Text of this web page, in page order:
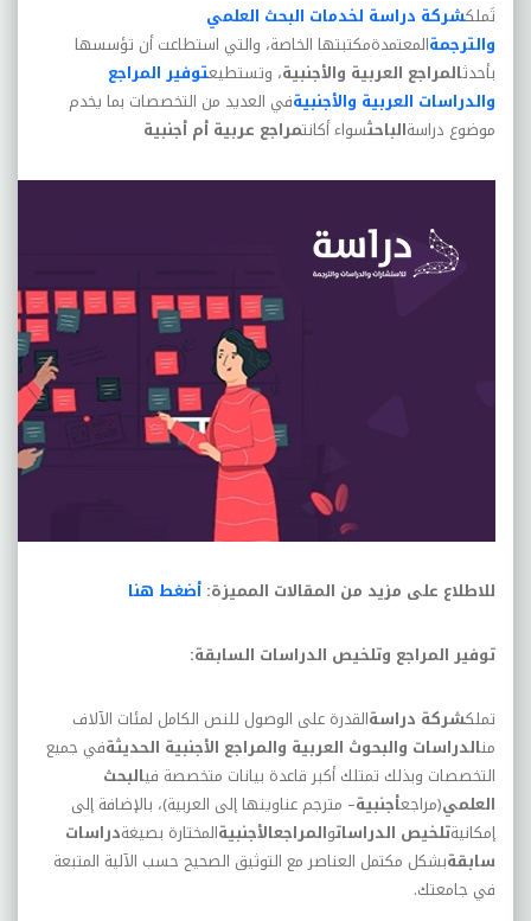
تَملكشركة دراسة لخدمات البحث العلمي
والترجمةالمعتمدةمكتبتها الخاصة، والتي استطاعت أن تؤسسها
بأحدثالمراجع العربية والأجنبية، وتستطيعتوفير المراجع
والدراسات العربية والأجنبيةفي العديد من التخصصات بما يخدم
موضوع دراسةالباحثسواء أكانتمراجع عربية أم أجنبية
للاطلاع على مزيد من المقالات المميزة: أضغط هنا
توفير المراجع وتلخيص الدراسات السابقة:
تملكشركة دراسةالقدرة على الوصول للنص الكامل لمئات الآلاف
منالدراسات والبحوث العربية والمراجع الأجنبية الحديثةفي جميع
التخصصات وبذلك تمتلك أكبر قاعدة بيانات متخصصة فيالبحث
العلمي(مراجعأجنبية– مترجم عناوينها إلى العربية)، بالإضافة إلى
إمكانيةتلخيص الدراساتوالمراجعالأجنبيةالمختارة بصيغةدراسات
سابقةبشكل مكتمل العناصر مع التوثيق الصحيح حسب الآلية المتبعة
في جامعتك.